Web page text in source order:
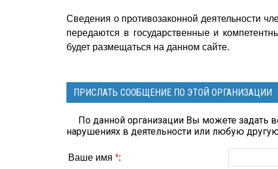
Сведения о противозаконной деятельности
передаются в государственные и
будет размещаться на данном сайте.
ПРИСЛАТЬ СООБЩЕНИЕ ПО ЭТОЙ ОРГАНИЗАЦИИ
По данной организации Вы можете задать
нарушениях в деятельности или любую
Ваше имя *: